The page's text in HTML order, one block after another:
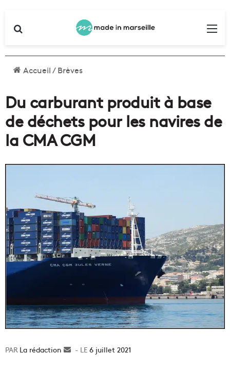
Accueil/Brèves
Du carburant produit à base
de déchets pour les navires de
la CMA CGM
La rédaction
Envoyer6 juillet 2021